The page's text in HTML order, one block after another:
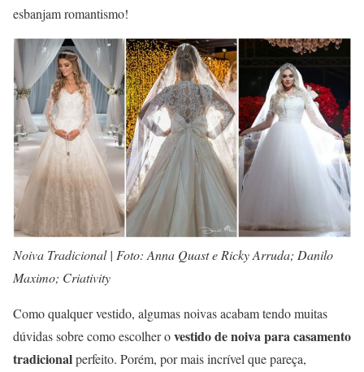
esbanjam romantismo!
Noiva Tradicional | Foto: Anna Quast e Ricky Arruda; Danilo
Maximo; Criativity
Como qualquer vestido, algumas noivas acabam tendo muitas
dúvidas sobre como escolher ovestido de noiva para casamento
tradicionalperfeito. Porém, por mais incrível que pareça,